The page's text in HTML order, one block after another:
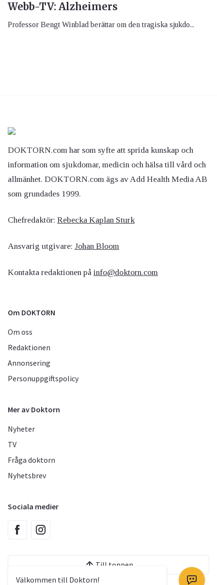
Webb-TV: Alzheimers
Professor Bengt Winblad berättar om den tragiska sjukdo...
Välkommen till Doktorn!
DOKTORN.com har som syfte att sprida kunskap och
information om sjukdomar, medicin och hälsa till vård och
allmänhet. DOKTORN.com ägs av Add Health Media AB
som grundades 1999.
Chefredaktör: Rebecka Kaplan Sturk
Ansvarig utgivare: Johan Bloom
Kontakta redaktionen på info@doktorn.com
Om DOKTORN
Om oss
Redaktionen
Annonsering
Personuppgiftspolicy
Mer av Doktorn
Nyheter
TV
Fråga doktorn
Nyhetsbrev
Sociala medier
Till toppen